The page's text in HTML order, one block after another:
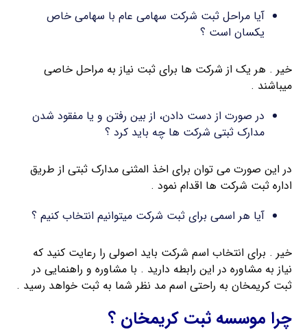
آیا مراحل ثبت شرکت سهامی عام با سهامی خاص
یکسان است ؟
خیر . هر یک از شرکت ها برای ثبت نیاز به مراحل خاصی
میباشند .
در صورت از دست دادن، از بین رفتن و یا مفقود شدن
مدارک ثبتی شرکت ها چه باید کرد ؟
در این صورت می توان برای اخذ المثنی مدارک ثبتی از طریق
اداره ثبت شرکت ها اقدام نمود .
آیا هر اسمی برای ثبت شرکت میتوانیم انتخاب کنیم ؟
خیر . برای انتخاب اسم شرکت باید اصولی را رعایت کنید که
نیاز به مشاوره در این رابطه دارید . با مشاوره و راهنمایی در
ثبت کریمخان به راحتی اسم مد نظر شما به ثبت خواهد رسید .
چرا موسسه ثبت کریمخان ؟